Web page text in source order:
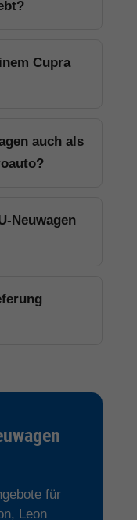
Cupra
auch als
Neuwagen
für
Leon